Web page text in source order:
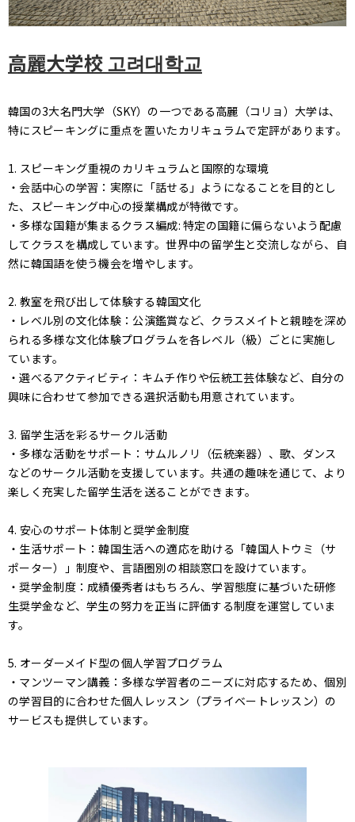
高麗大学校 고려대학교
韓国の3大名門大学（SKY）の一つである高麗（コリョ）大学は、
特にスピーキングに重点を置いたカリキュラムで定評があります。
1. スピーキング重視のカリキュラムと国際的な環境
・会話中心の学習：実際に「話せる」ようになることを目的とし
た、スピーキング中心の授業構成が特徴です。
・多様な国籍が集まるクラス編成: 特定の国籍に偏らないよう配慮
してクラスを構成しています。世界中の留学生と交流しながら、自
然に韓国語を使う機会を増やします。
2. 教室を飛び出して体験する韓国文化
・レベル別の文化体験：公演鑑賞など、クラスメイトと親睦を深め
られる多様な文化体験プログラムを各レベル（級）ごとに実施し
ています。
・選べるアクティビティ：キムチ作りや伝統工芸体験など、自分の
興味に合わせて参加できる選択活動も用意されています。
3. 留学生活を彩るサークル活動
・多様な活動をサポート：サムルノリ（伝統楽器）、歌、ダンス
などのサークル活動を支援しています。共通の趣味を通じて、より
楽しく充実した留学生活を送ることができます。
4. 安心のサポート体制と奨学金制度
・生活サポート：韓国生活への適応を助ける「韓国人トウミ（サ
ポーター）」制度や、言語圏別の相談窓口を設けています。
・奨学金制度：成績優秀者はもちろん、学習態度に基づいた研修
生奨学金など、学生の努力を正当に評価する制度を運営していま
す。
5. オーダーメイド型の個人学習プログラム
・マンツーマン講義：多様な学習者のニーズに対応するため、個別
の学習目的に合わせた個人レッスン（プライベートレッスン）の
サービスも提供しています。